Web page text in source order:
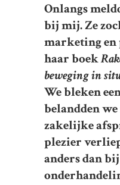
Onlangs
bij mij. Ze
marketing
haar boek
beweging in
We bleken
belandden we
zakelijke
plezier
anders dan